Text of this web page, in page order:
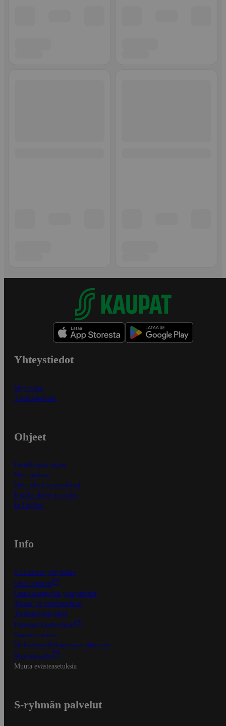
Yhteystiedot
Myymälät
Asiakaspalvelu
Ohjeet
Ensitilaajan ohjeet
Näin maksat
Näin tilaat ja muokkaat
Kaikki ohjeet ja vinkit
In English
Info
S-Business yrityksille
Oiva-raportit
Osuuskauppojen yhteystiedot
Tilaus- ja toimitusehdot
Tietosuojakäytäntö
Palvelun käyttöehdot
Saavutettavuus
Mobiilisovelluksen saavutettavuus
Mainostajalle
Muuta evästeasetuksia
S-ryhmän palvelut